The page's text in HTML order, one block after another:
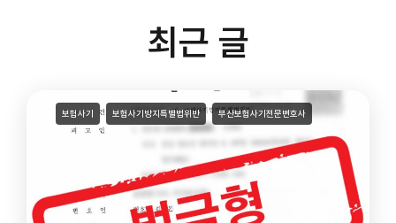
최근 글
보험사기 보험사기방지특별법위반 부산보험사기전문변호사